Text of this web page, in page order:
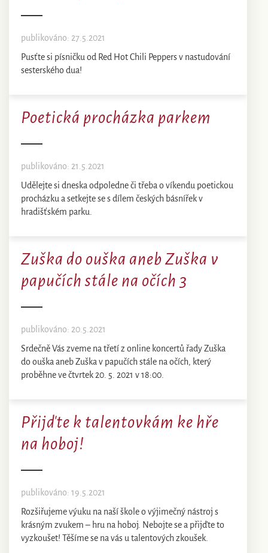
publikováno: 27.5.2021
Pusťte si písničku od Red Hot Chili Peppers v nastudování
sesterského dua!
Poetická procházka parkem
publikováno: 21.5.2021
Udělejte si dneska odpoledne či třeba o víkendu poetickou
procházku a setkejte se s dílem českých básnířek v
hradišťském parku.
Zuška do ouška aneb Zuška v
papučích stále na očích 3
publikováno: 20.5.2021
Srdečně Vás zveme na třetí z online koncertů řady Zuška
do ouška aneb Zuška v papučích stále na očích, který
proběhne ve čtvrtek 20. 5. 2021 v 18:00.
Přijďte k talentovkám ke hře
na hoboj!
publikováno: 19.5.2021
Rozšiřujeme výuku na naší škole o výjimečný nástroj s
krásným zvukem – hru na hoboj. Nebojte se a přijďte to
vyzkoušet! Těšíme se na vás u talentových zkoušek.